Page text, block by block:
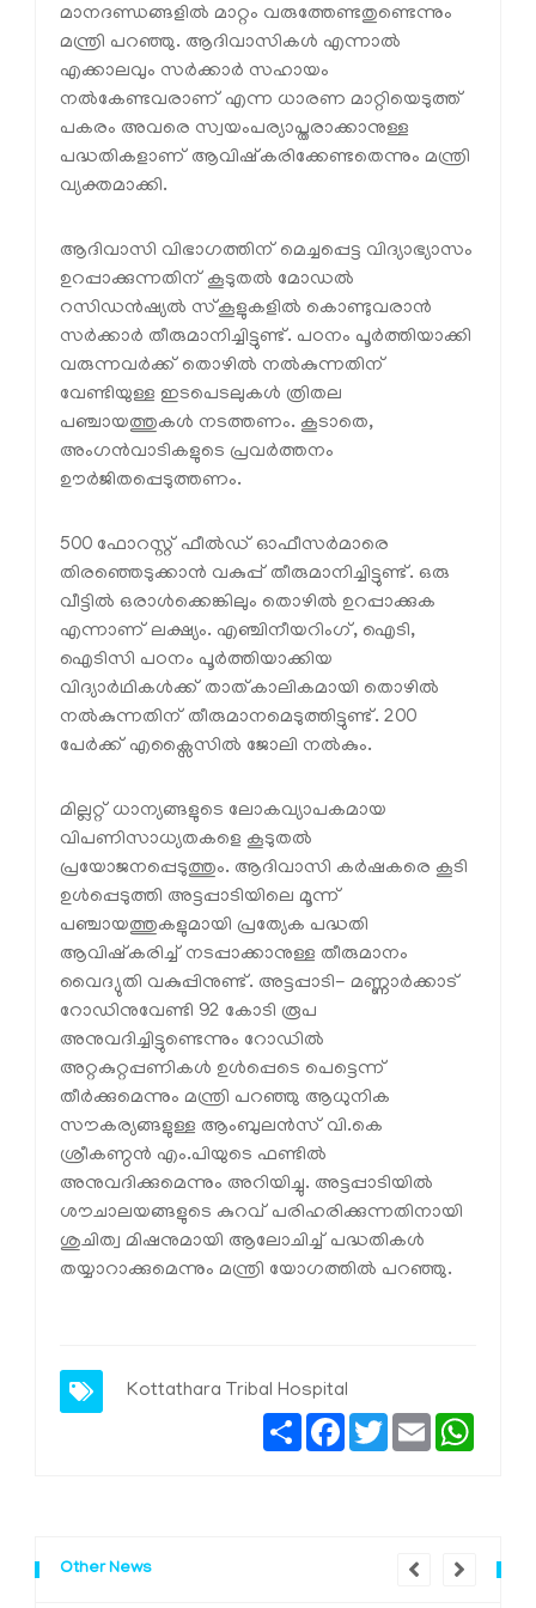
മാനദണ്ഡങ്ങളില്‍ മാറ്റം വരുത്തേണ്ടതുണ്ടെന്നും
മന്ത്രി പറഞ്ഞു. ആദിവാസികള്‍ എന്നാല്‍
എക്കാലവും സര്‍ക്കാര്‍ സഹായം
നല്‍കേണ്ടവരാണ് എന്ന ധാരണ മാറ്റിയെടുത്ത്
പകരം അവരെ സ്വയംപര്യാപ്തരാക്കാനുള്ള
പദ്ധതികളാണ് ആവിഷ്‌കരിക്കേണ്ടതെന്നും മന്ത്രി
വ്യക്തമാക്കി.
ആദിവാസി വിഭാഗത്തിന് മെച്ചപ്പെട്ട വിദ്യാഭ്യാസം
ഉറപ്പാക്കുന്നതിന് കൂടുതല്‍ മോഡല്‍
റസിഡന്‍ഷ്യല്‍ സ്‌കൂളുകളില്‍ കൊണ്ടുവരാന്‍
സര്‍ക്കാര്‍ തീരുമാനിച്ചിട്ടുണ്ട്. പഠനം പൂര്‍ത്തിയാക്കി
വരുന്നവര്‍ക്ക് തൊഴില്‍ നല്‍കുന്നതിന്
വേണ്ടിയുള്ള ഇടപെടലുകള്‍ ത്രിതല
പഞ്ചായത്തുകള്‍ നടത്തണം. കൂടാതെ,
അംഗന്‍വാടികളുടെ പ്രവര്‍ത്തനം
ഊര്‍ജിതപ്പെടുത്തണം.
500 ഫോറസ്റ്റ് ഫീല്‍ഡ് ഓഫീസര്‍മാരെ
തിരഞ്ഞെടുക്കാന്‍ വകുപ്പ് തീരുമാനിച്ചിട്ടുണ്ട്. ഒരു
വീട്ടില്‍ ഒരാള്‍ക്കെങ്കിലും തൊഴില്‍ ഉറപ്പാക്കുക
എന്നാണ് ലക്ഷ്യം. എഞ്ചിനീയറിംഗ്, ഐടി,
ഐടിസി പഠനം പൂര്‍ത്തിയാക്കിയ
വിദ്യാര്‍ഥികള്‍ക്ക് താത്കാലികമായി തൊഴില്‍
നല്‍കുന്നതിന് തീരുമാനമെടുത്തിട്ടുണ്ട്. 200
പേര്‍ക്ക് എക്സൈസില്‍ ജോലി നല്‍കും.
മില്ലറ്റ് ധാന്യങ്ങളുടെ ലോകവ്യാപകമായ
വിപണിസാധ്യതകളെ കൂടുതല്‍
പ്രയോജനപ്പെടുത്തും. ആദിവാസി കര്‍ഷകരെ കൂടി
ഉള്‍പ്പെടുത്തി അട്ടപ്പാടിയിലെ മൂന്ന്
പഞ്ചായത്തുകളുമായി പ്രത്യേക പദ്ധതി
ആവിഷ്‌കരിച്ച് നടപ്പാക്കാനുള്ള തീരുമാനം
വൈദ്യുതി വകുപ്പിനുണ്ട്. അട്ടപ്പാടി- മണ്ണാര്‍ക്കാട്
റോഡിനുവേണ്ടി 92 കോടി രൂപ
അനുവദിച്ചിട്ടുണ്ടെന്നും റോഡില്‍
അറ്റകുറ്റപ്പണികള്‍ ഉള്‍പ്പെടെ പെട്ടെന്ന്
തീര്‍ക്കുമെന്നും മന്ത്രി പറഞ്ഞു ആധുനിക
സൗകര്യങ്ങളുള്ള ആംബുലന്‍സ് വി.കെ
ശ്രീകണ്ഠന്‍ എം.പിയുടെ ഫണ്ടില്‍
അനുവദിക്കുമെന്നും അറിയിച്ചു. അട്ടപ്പാടിയില്‍
ശൗചാലയങ്ങളുടെ കുറവ് പരിഹരിക്കുന്നതിനായി
ശുചിത്വ മിഷനുമായി ആലോചിച്ച് പദ്ധതികള്‍
തയ്യാറാക്കുമെന്നും മന്ത്രി യോഗത്തില്‍ പറഞ്ഞു.
Kottathara Tribal Hospital
ShareFacebook
TwitterEmail
Other News